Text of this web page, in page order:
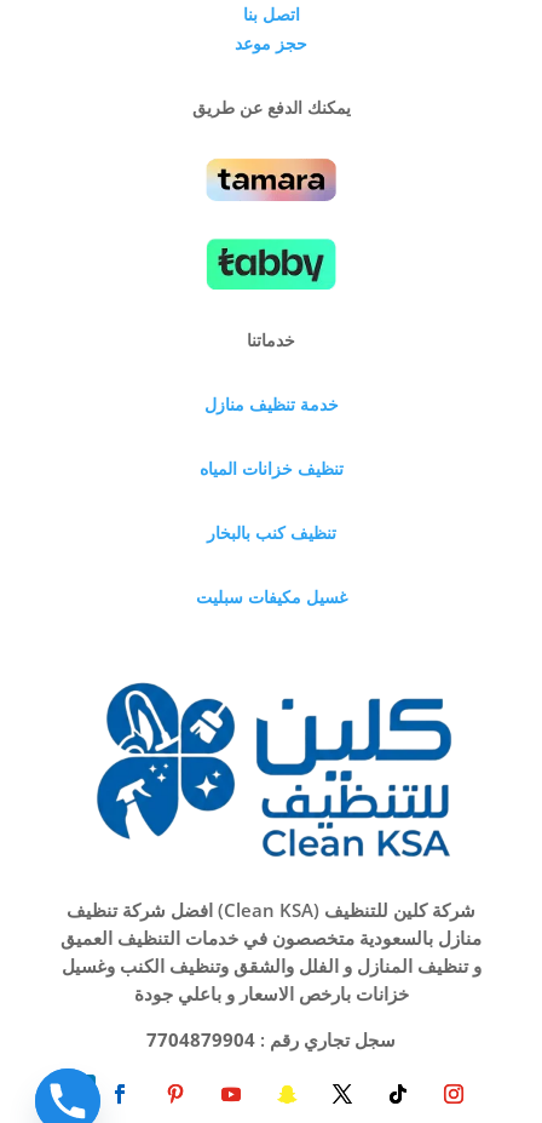
اتصل بنا
حجز موعد
يمكنك الدفع عن طريق
خدماتنا
خدمة تنظيف منازل
تنظيف خزانات المياه
تنظيف كنب بالبخار
غسيل مكيفات سبليت
شركة كلين للتنظيف (Clean KSA) افضل شركة تنظيف
منازل بالسعودية متخصصون في خدمات التنظيف العميق
و تنظيف المنازل و الفلل والشقق وتنظيف الكنب وغسيل
خزانات بارخص الاسعار و باعلي جودة
سجل تجاري رقم : 7704879904